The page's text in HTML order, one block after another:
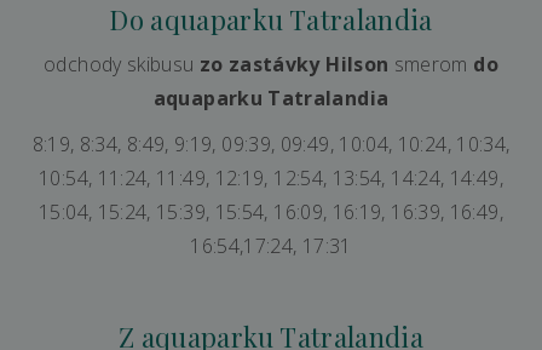
Do aquaparku Tatralandia
odchody skibusu zo zastávky Hilson smerom do
aquaparku Tatralandia
8:19, 8:34, 8:49, 9:19, 09:39, 09:49, 10:04, 10:24, 10:34,
10:54, 11:24, 11:49, 12:19, 12:54, 13:54, 14:24, 14:49,
15:04, 15:24, 15:39, 15:54, 16:09, 16:19, 16:39, 16:49,
16:54,17:24, 17:31
Z aquaparku Tatralandia